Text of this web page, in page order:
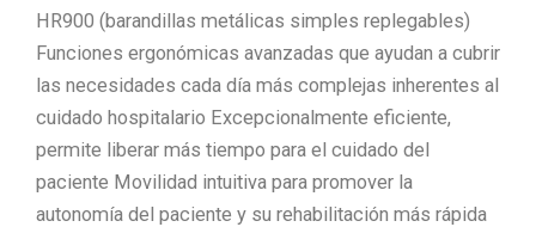
HR900 (barandillas metálicas simples replegables)
Funciones ergonómicas avanzadas que ayudan a cubrir
las necesidades cada día más complejas inherentes al
cuidado hospitalario Excepcionalmente eficiente,
permite liberar más tiempo para el cuidado del
paciente Movilidad intuitiva para promover la
autonomía del paciente y su rehabilitación más rápida